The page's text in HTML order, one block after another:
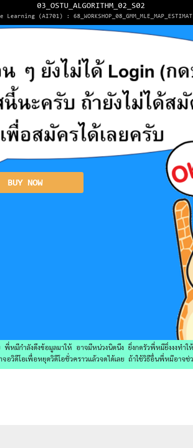
03_OSTU_ALGORITHM_02_S02
Learning (AI701) :
BUY NOW
มีกำลังดึงข้อมูลมาให้ อาจมีหน่วงนิดนึง ยิ่งกดรัวพี่หมียิ่งงงทำใ
วิดีโอเพื่อหยุดวิดีโอชั่วคราวแล้วจดได้เลย ถ้าใช้วิธีอื่นพี่หมีอาจช่